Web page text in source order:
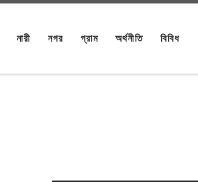
নারী নগর গ্রাম অর্থনীতি বিবিধ